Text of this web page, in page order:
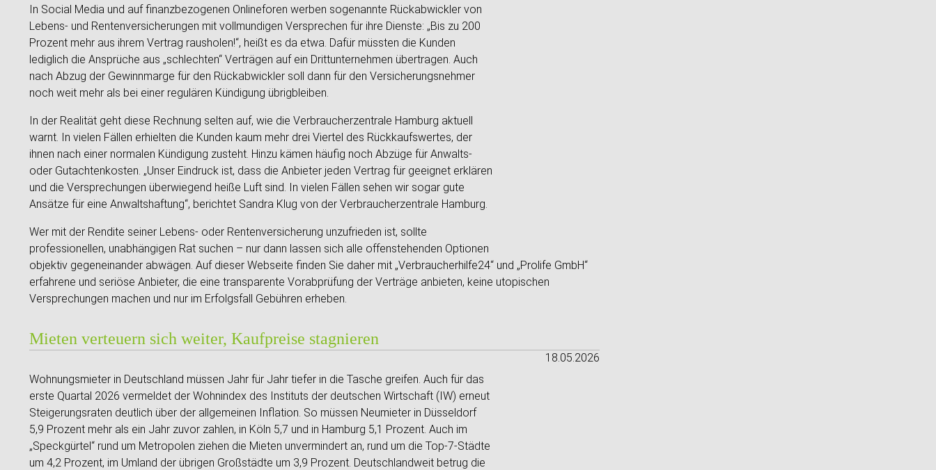
In Social Media und auf finanzbezogenen Onlineforen werben sogenannte Rückabwickler von
Lebens- und Rentenversicherungen mit vollmundigen Versprechen für ihre Dienste: „Bis zu 200
Prozent mehr aus ihrem Vertrag rausholen!“, heißt es da etwa. Dafür müssten die Kunden
lediglich die Ansprüche aus „schlechten“ Verträgen auf ein Drittunternehmen übertragen. Auch
nach Abzug der Gewinnmarge für den Rückabwickler soll dann für den Versicherungsnehmer
noch weit mehr als bei einer regulären Kündigung übrigbleiben.
In der Realität geht diese Rechnung selten auf, wie die Verbraucherzentrale Hamburg aktuell
warnt. In vielen Fällen erhielten die Kunden kaum mehr drei Viertel des Rückkaufswertes, der
ihnen nach einer normalen Kündigung zusteht. Hinzu kämen häufig noch Abzüge für Anwalts-
oder Gutachtenkosten. „Unser Eindruck ist, dass die Anbieter jeden Vertrag für geeignet erklären
und die Versprechungen überwiegend heiße Luft sind. In vielen Fällen sehen wir sogar gute
Ansätze für eine Anwaltshaftung“, berichtet Sandra Klug von der Verbraucherzentrale Hamburg.
Wer mit der Rendite seiner Lebens- oder Rentenversicherung unzufrieden ist, sollte
professionellen, unabhängigen Rat suchen – nur dann lassen sich alle offenstehenden Optionen
objektiv gegeneinander abwägen. Auf dieser Webseite finden Sie daher mit „Verbraucherhilfe24“ und „Prolife GmbH“
erfahrene und seriöse Anbieter, die eine transparente Vorabprüfung der Verträge anbieten, keine utopischen
Versprechungen machen und nur im Erfolgsfall Gebühren erheben.
Mieten verteuern sich weiter, Kaufpreise stagnieren
18.05.2026
Wohnungsmieter in Deutschland müssen Jahr für Jahr tiefer in die Tasche greifen. Auch für das
erste Quartal 2026 vermeldet der Wohnindex des Instituts der deutschen Wirtschaft (IW) erneut
Steigerungsraten deutlich über der allgemeinen Inflation. So müssen Neumieter in Düsseldorf
5,9 Prozent mehr als ein Jahr zuvor zahlen, in Köln 5,7 und in Hamburg 5,1 Prozent. Auch im
„Speckgürtel“ rund um Metropolen ziehen die Mieten unvermindert an, rund um die Top-7-Städte
um 4,2 Prozent, im Umland der übrigen Großstädte um 3,9 Prozent. Deutschlandweit betrug die